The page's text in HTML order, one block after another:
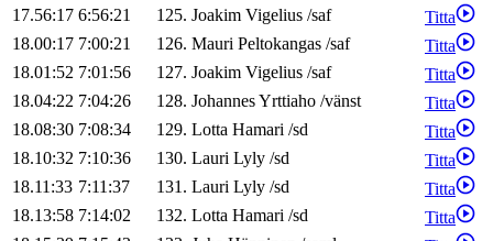
17.56:17 6:56:21 125. Joakim Vigelius /saf
Titta
18.00:17 7:00:21 126. Mauri Peltokangas /saf
Titta
18.01:52 7:01:56 127. Joakim Vigelius /saf
Titta
18.04:22 7:04:26 128. JohannesYrttiaho /vänst
Titta
18.08:30 7:08:34 129. Lotta Hamari /sd
Titta
18.10:32 7:10:36 130. Lauri Lyly /sd
Titta
18.11:33 7:11:37 131. Lauri Lyly /sd
Titta
18.13:58 7:14:02 132. Lotta Hamari /sd
Titta